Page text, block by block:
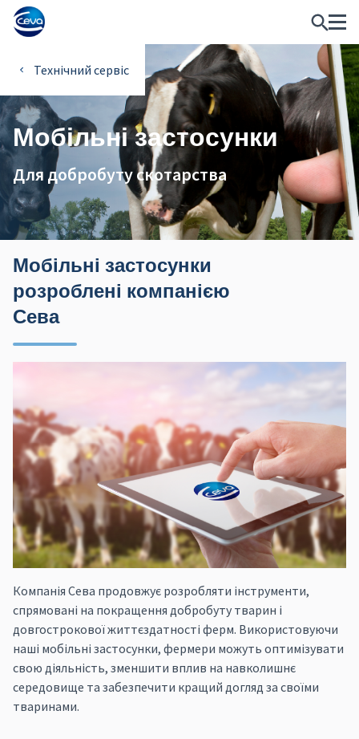
Технічний сервіс
Мобільні застосунки
Для добробуту скотарства
Мобільні застосунки
розроблені компанією
Сева
Компанія Сева продовжує розробляти інструменти,
спрямовані на покращення добробуту тварин і
довгострокової життєздатності ферм. Використовуючи
наші мобільні застосунки, фермери можуть оптимізувати
свою діяльність, зменшити вплив на навколишнє
середовище та забезпечити кращий догляд за своїми
тваринами.